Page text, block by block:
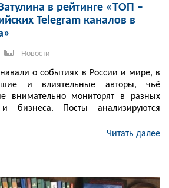
в рейтинге «ТОП –
Telegram каналов в
Новости
о событиях в России и мире, в
и влиятельные авторы, чьё
внимательно мониторят в разных
и бизнеса. Посты анализируются
Читать далее